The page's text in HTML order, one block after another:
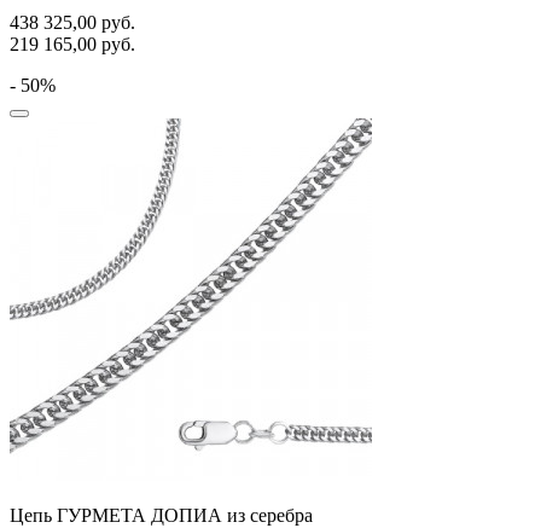
438 325,00 руб.
219 165,00 руб.
- 50%
Цепь ГУРМЕТА ДОПИА из серебра